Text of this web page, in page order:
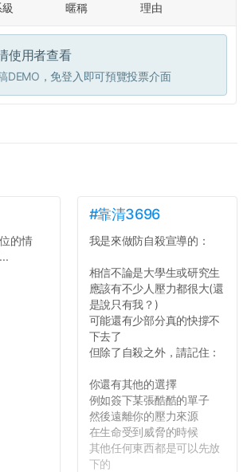
暱稱 理由
使用者查看
DEMO ，免登入即可預覽投票介面
的情
#靠清3696
我是來做防自殺宣導的：
相信不論是大學生或研究生
應該有不少人壓力都很大(還
是說只有我？)
可能還有少部分真的快撐不
下去了
但除了自殺之外，請記住：
你還有其他的選擇
例如簽下某張酷酷的單子
然後遠離你的壓力來源
在生命受到威脅的時候
其他任何東西都是可以先放
下的